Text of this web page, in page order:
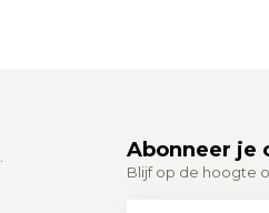
Abonneer je
Blijf op de hoogte